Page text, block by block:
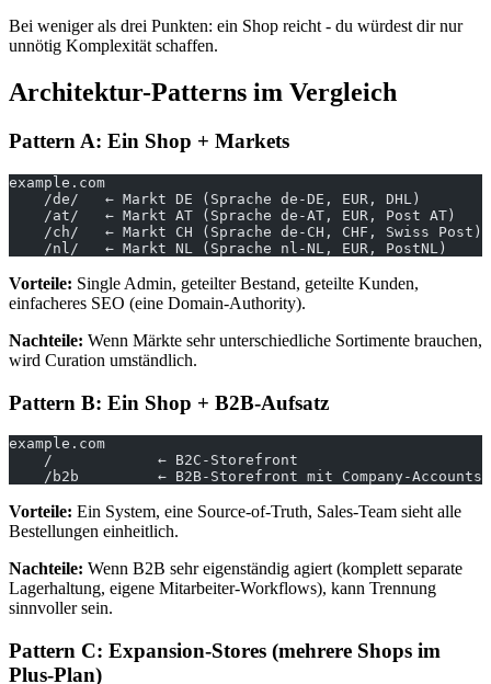
Bei weniger als drei Punkten: ein Shop reicht - du würdest dir nur
unnötig Komplexität schaffen.
Architektur-Patterns im Vergleich
Pattern A: Ein Shop + Markets
example.com
    /de/   ← Markt DE (Sprache de-DE, EUR, DHL)
    /at/   ← Markt AT (Sprache de-AT, EUR, Post AT)
    /ch/   ← Markt CH (Sprache de-CH, CHF, Swiss Post)
    /nl/   ← Markt NL (Sprache nl-NL, EUR, PostNL)
Vorteile: Single Admin, geteilter Bestand, geteilte Kunden,
einfacheres SEO (eine Domain-Authority).
Nachteile: Wenn Märkte sehr unterschiedliche Sortimente brauchen,
wird Curation umständlich.
Pattern B: Ein Shop + B2B-Aufsatz
example.com
    /            ← B2C-Storefront
/b2b         ← B2B-Storefront mit Company-
Vorteile: Ein System, eine Source-of-Truth, Sales-Team sieht alle
Bestellungen einheitlich.
Nachteile: Wenn B2B sehr eigenständig agiert (komplett separate
Lagerhaltung, eigene Mitarbeiter-Workflows), kann Trennung
sinnvoller sein.
Pattern C: Expansion-Stores (mehrere Shops im
Plus-Plan)